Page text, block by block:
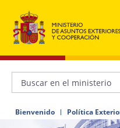
Bienvenido Política